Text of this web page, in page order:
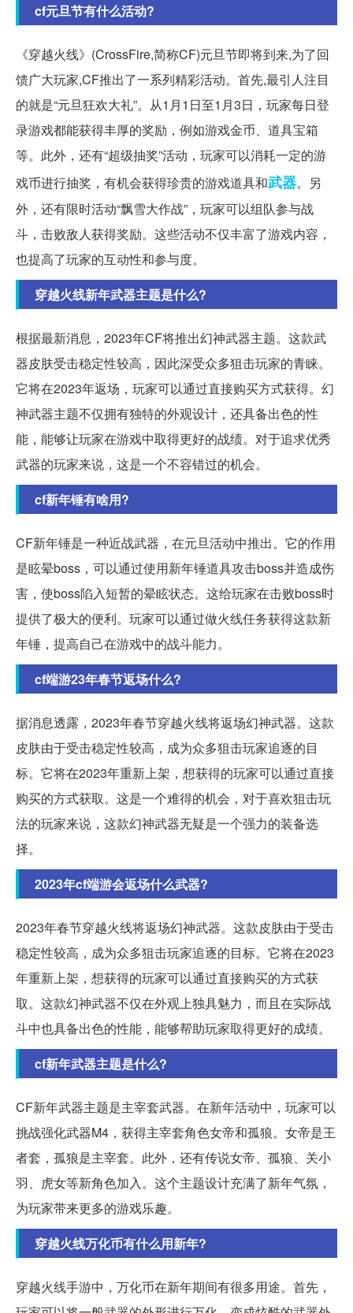
cf元旦节有什么活动?
《穿越火线》(CrossFire,简称CF)元旦节即将到来,为了回
馈广大玩家,CF推出了一系列精彩活动。首先,最引人注目
的就是“元旦狂欢大礼”。从1月1日至1月3日，玩家每日登
录游戏都能获得丰厚的奖励，例如游戏金币、道具宝箱
等。此外，还有“超级抽奖”活动，玩家可以消耗一定的游
戏币进行抽奖，有机会获得珍贵的游戏道具和武器。另
外，还有限时活动“飘雪大作战”，玩家可以组队参与战
斗，击败敌人获得奖励。这些活动不仅丰富了游戏内容，
也提高了玩家的互动性和参与度。
穿越火线新年武器主题是什么?
根据最新消息，2023年CF将推出幻神武器主题。这款武
器皮肤受击稳定性较高，因此深受众多狙击玩家的青睐。
它将在2023年返场，玩家可以通过直接购买方式获得。幻
神武器主题不仅拥有独特的外观设计，还具备出色的性
能，能够让玩家在游戏中取得更好的战绩。对于追求优秀
武器的玩家来说，这是一个不容错过的机会。
cf新年锤有啥用?
CF新年锤是一种近战武器，在元旦活动中推出。它的作用
是眩晕boss，可以通过使用新年锤道具攻击boss并造成伤
害，使boss陷入短暂的晕眩状态。这给玩家在击败boss时
提供了极大的便利。玩家可以通过做火线任务获得这款新
年锤，提高自己在游戏中的战斗能力。
cf端游23年春节返场什么?
据消息透露，2023年春节穿越火线将返场幻神武器。这款
皮肤由于受击稳定性较高，成为众多狙击玩家追逐的目
标。它将在2023年重新上架，想获得的玩家可以通过直接
购买的方式获取。这是一个难得的机会，对于喜欢狙击玩
法的玩家来说，这款幻神武器无疑是一个强力的装备选
择。
2023年cf端游会返场什么武器?
2023年春节穿越火线将返场幻神武器。这款皮肤由于受击
稳定性较高，成为众多狙击玩家追逐的目标。它将在2023
年重新上架，想获得的玩家可以通过直接购买的方式获
取。这款幻神武器不仅在外观上独具魅力，而且在实际战
斗中也具备出色的性能，能够帮助玩家取得更好的成绩。
cf新年武器主题是什么?
CF新年武器主题是主宰套武器。在新年活动中，玩家可以
挑战强化武器M4，获得主宰套角色女帝和孤狼。女帝是王
者套，孤狼是主宰套。此外，还有传说女帝、孤狼、关小
羽、虎女等新角色加入。这个主题设计充满了新年气氛，
为玩家带来更多的游戏乐趣。
穿越火线万化币有什么用新年?
穿越火线手游中，万化币在新年期间有很多用途。首先，